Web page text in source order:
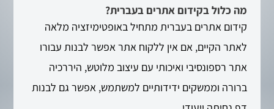
מה כלול בקידום אתרים בעברית?
קידום אתרים בעברית מתחיל באופטימיזציה מלאה
לאתר הקיים, אם אין ללקוח אתר אפשר לבנות עבורו
אתר רספונסיבי ואיכותי עם עיצוב מלוטש, היררכיה
ברורה וממשקים ידידותיים למשתמש, אפשר גם לבנות